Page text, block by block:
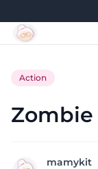
Action
mamykit